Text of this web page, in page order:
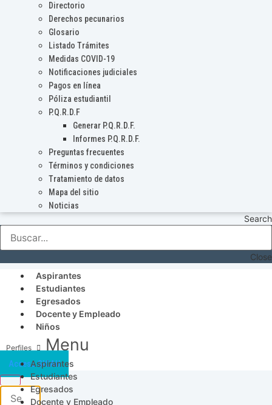
Directorio
Derechos pecunarios
Glosario
Listado Trámites
Medidas COVID-19
Notificaciones judiciales
Pagos en línea
Póliza estudiantil
P.Q.R.D.F
Generar P.Q.R.D.F.
Informes P.Q.R.D.F.
Preguntas frecuentes
Términos y condiciones
Tratamiento de datos
Mapa del sitio
Noticias
Search
Close
Aspirantes
Estudiantes
Egresados
Docente y Empleado
Niños
Menu
Aspirantes
Estudiantes
Egresados
Docente y Empleado
Acceso SICAU